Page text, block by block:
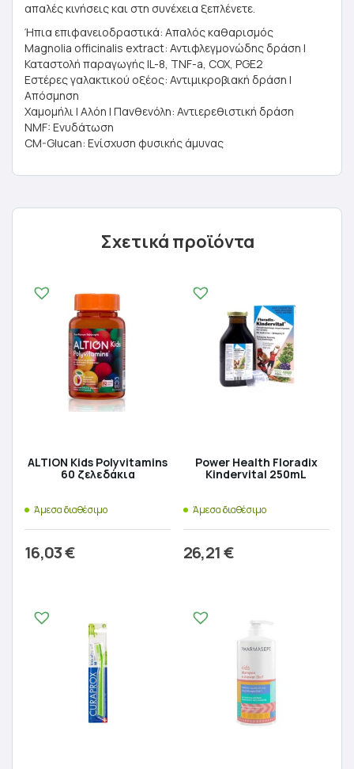
απαλές κινήσεις και στη συνέχεια ξεπλένετε.
Ήπια επιφανειοδραστικά: Απαλός καθαρισμός
Magnolia officinalis extract: Αντιφλεγμονώδης δράση |
Καταστολή παραγωγής IL-8, TNF-a, COX, PGE2
Εστέρες γαλακτικού οξέος: Αντιμικροβιακή δράση |
Απόσμηση
Χαμομήλι | Αλόη | Πανθενόλη: Αντιερεθιστική δράση
NMF: Ενυδάτωση
CM-Glucan: Ενίσχυση φυσικής άμυνας
Σχετικά προϊόντα
ALTION Kids Polyvitamins
60 ζελεδάκια
Άμεσα διαθέσιμο
16,03€
Power Health Floradix
Kindervital 250mL
Άμεσα διαθέσιμο
26,21€